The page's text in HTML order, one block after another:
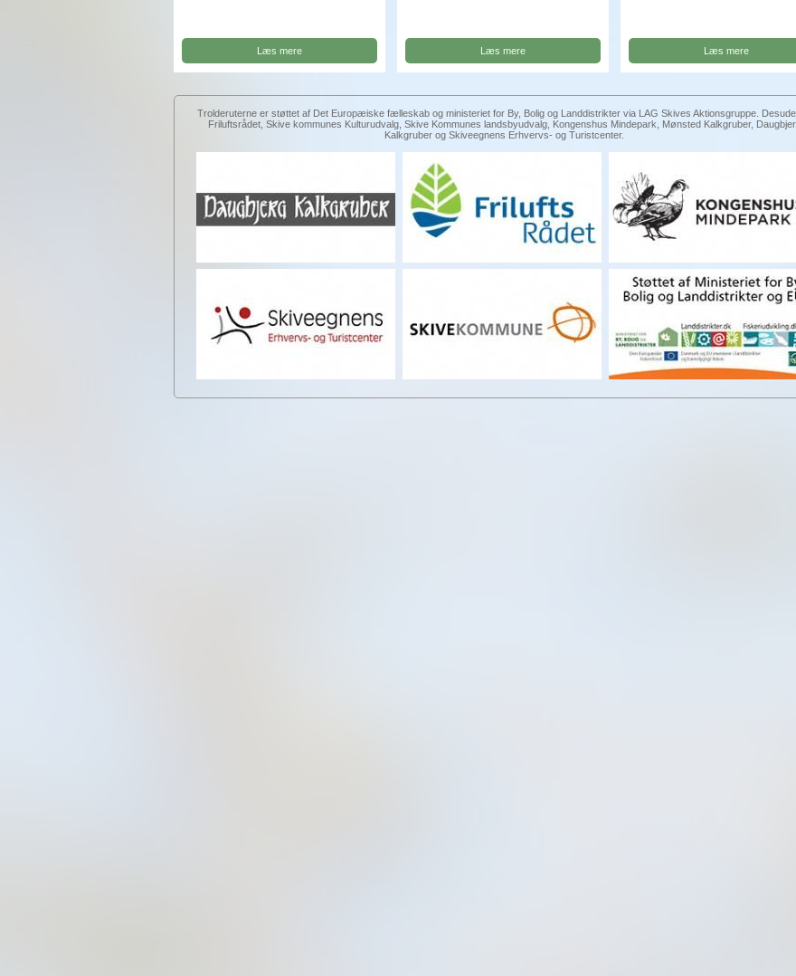
Læs mere Læs mere Læs mere
Trolderuterne er støttet af Det Europæiske fælleskab og ministeriet for By, Bolig og Landdistrikter via LAG Skives Aktionsgruppe.
Friluftsrådet, Skive kommunes Kulturudvalg, Skive Kommunes landsbyudvalg, Kongenshus Mindepark, Mønsted Kalkgruber,
Kalkgruber og Skiveegnens Erhvervs- og Turistcenter.